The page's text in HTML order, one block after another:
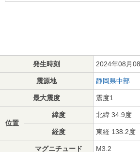
発生時刻 2024年08月
震源地 静岡県中部
最大震度 震度1
位置
緯度 北緯 34.9度
経度 東経 138.2度
マグニチュード M3.2